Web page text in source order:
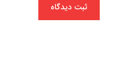
ثبت دیدگاه